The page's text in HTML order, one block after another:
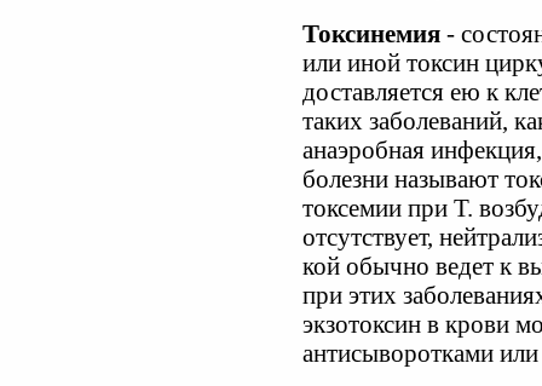
Токсинемия -
или иной токсин
доставляется ею к
таких заболеваний,
анаэробная
болезни называют
токсемии при Т.
отсутствует,
кой обычно ведет к
при этих
экзотоксин в крови
антисыворотками